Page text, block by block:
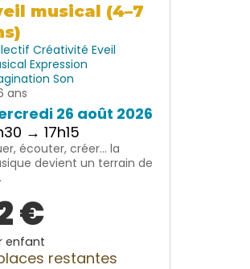
musical (4–7
Créativité Eveil
Expression
Son
ans
26 août 2026
→ 17h15
écouter, créer… la
devient un terrain de
€
enfant
restantes